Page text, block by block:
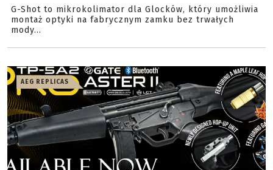
G-Shot to mikrokolimator dla Glocków, który umożliwia
montaż optyki na fabrycznym zamku bez trwałych
mody...
AEG REPLICAS